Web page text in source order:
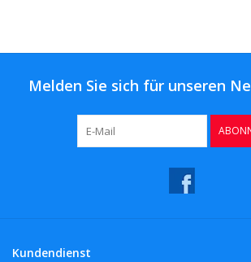
Melden Sie sich für unseren
Kundendienst